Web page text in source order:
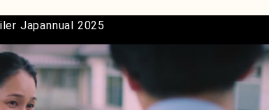
Japannual 2025